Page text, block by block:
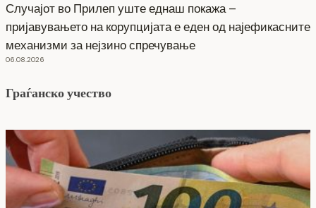
Случајот во Прилеп уште еднаш покажа –
пријавувањето на корупцијата е еден од најефикасните
механизми за нејзино спречување
06.08.2026
Граѓанско учество